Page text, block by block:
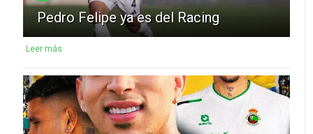
Pedro Felipe ya es del Racing
Leer más